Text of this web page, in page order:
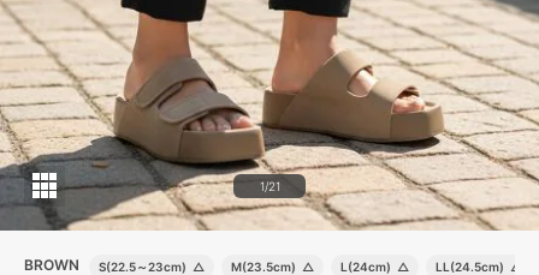
1/21
BROWN S(22.5～23cm) △ M(23.5cm) △ L(24cm) △ LL(24.5cm) △